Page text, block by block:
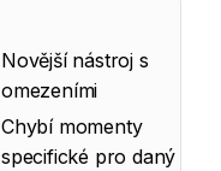
Novější nástroj s
omezeními
Chybí momenty
specifické pro daný